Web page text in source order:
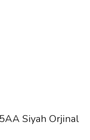
Siyah Orjinal